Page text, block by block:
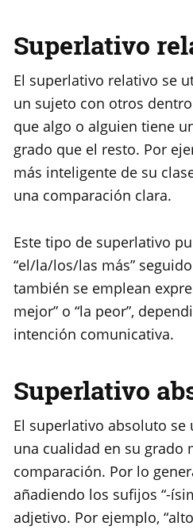
Superlativo
El superlativo relativo se
un sujeto con otros
que algo o alguien tiene
grado que el resto. Por
más inteligente de su
una comparación clara.
Este tipo de superlativo
“el/la/los/las más”
también se emplean
mejor” o “la peor”,
intención comunicativa.
Superlativo
El superlativo absoluto se
una cualidad en su grado
comparación. Por lo
añadiendo los sufijos “-
adjetivo. Por ejemplo,